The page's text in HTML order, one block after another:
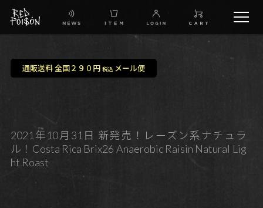
FB
通販送料 全国２９０円 税込メール便
2021年10月31日 新発売！レーズン系ナチュラ
ル！Costa Rica Brix26 Anaerobic Raisin Natural Lig
ht Roast